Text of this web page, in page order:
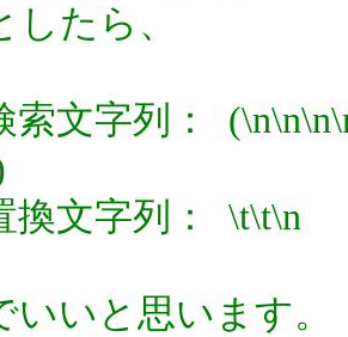
したら、
文字列：
文字列： \t\t\n
いと思います。